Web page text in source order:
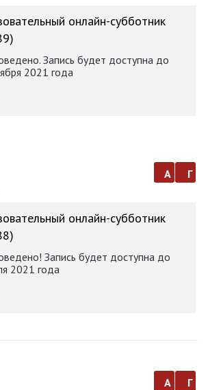
онлайн-субботник
Запись будет доступна до
2021 года
а г
онлайн-субботник
Запись будет доступна до
2021 года
а г